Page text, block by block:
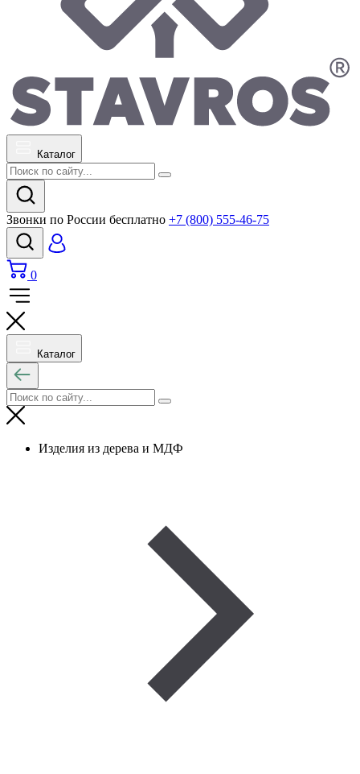
Каталог
Звонки по России бесплатно +7 (800) 555-46-75
0
Каталог
Изделия из дерева и МДФ